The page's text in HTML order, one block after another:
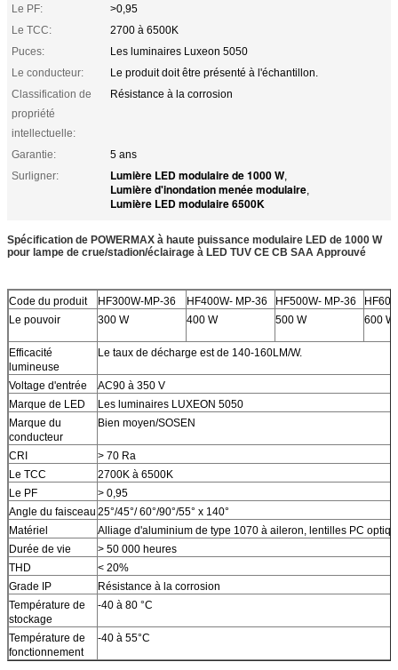
Le PF:
>0,95
Le TCC:
2700 à 6500K
Puces:
Les luminaires Luxeon 5050
Le conducteur:
Le produit doit être présenté à l'échantillon.
Classification de
propriété
intellectuelle:
Résistance à la corrosion
Garantie:
5 ans
Surligner:
Lumière LED modulaire de 1000 W,
Lumière d'inondation menée modulaire,
Lumière LED modulaire 6500K
Spécification de POWERMAX à haute puissance modulaire LED de 1000 W
pour lampe de crue/stadion/éclairage à LED TUV CE CB SAA Approuvé
Code du produit HF300W-MP-36 HF400W- MP-36 HF500W- MP-36
Le pouvoir
300 W 400 W 500 W 600 W
Efficacité
lumineuse
Le taux de décharge est de 140-160LM/W.
Voltage d'entrée
AC90 à 350 V
Marque de LED
Les luminaires LUXEON 5050
Marque du
conducteur
Bien moyen/SOSEN
CRI
> 70 Ra
Le TCC
2700K à 6500K
Le PF
> 0,95
Angle du faisceau 25°/45°/ 60°/90°/55° x 140°
Matériel
Alliage d'aluminium de type 1070 à aileron, lentilles PC
Durée de vie
> 50 000 heures
THD
< 20%
Grade IP
Résistance à la corrosion
Température de
stockage
-40 à 80 °C
Température de
fonctionnement
-40 à 55°C